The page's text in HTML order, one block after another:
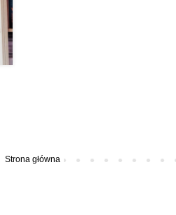
Strona główna